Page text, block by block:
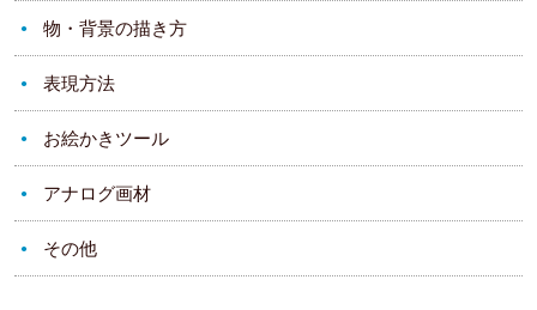
物・背景の描き方
表現方法
お絵かきツール
アナログ画材
その他